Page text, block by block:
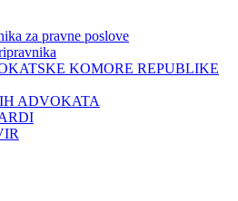
za pravne poslove
KOMORE REPUBLIKE
ADVOKATA